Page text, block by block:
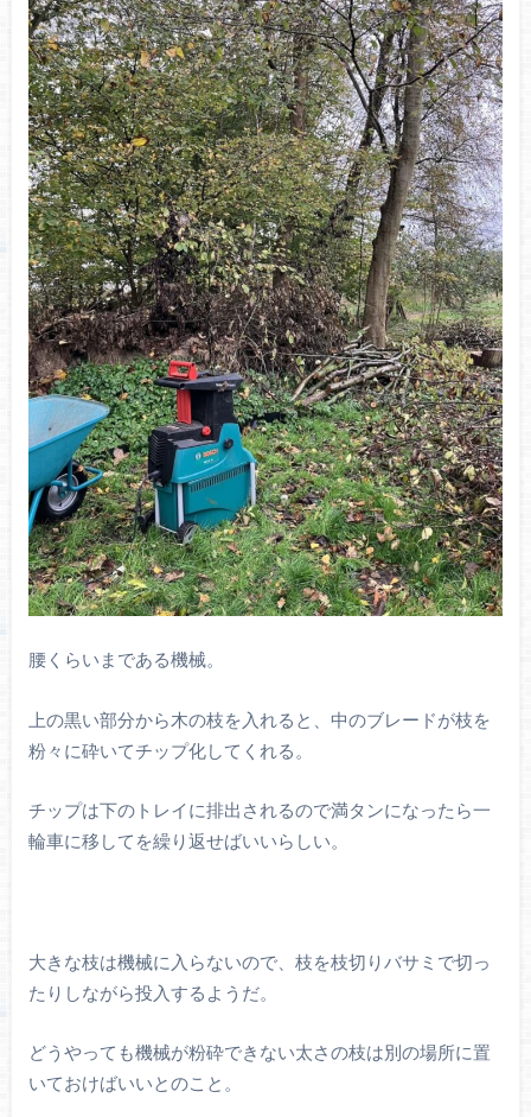
腰くらいまである機械。
上の黒い部分から木の枝を入れると、中のブレードが枝を
粉々に砕いてチップ化してくれる。
チップは下のトレイに排出されるので満タンになったら一
輪車に移してを繰り返せばいいらしい。
大きな枝は機械に入らないので、枝を枝切りバサミで切っ
たりしながら投入するようだ。
どうやっても機械が粉砕できない太さの枝は別の場所に置
いておけばいいとのこと。